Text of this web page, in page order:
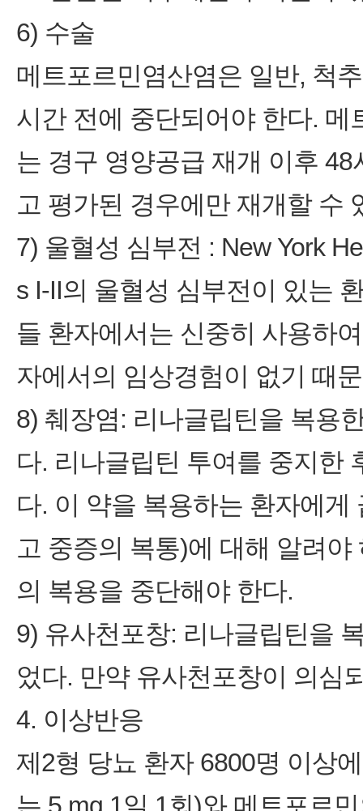
6) 수술
메트포르민염산염은 일반, 척
시간 전에 중단되어야 한다.
는 경구 영양공급 재개 이후
고 평가된 경우에만 재개할 수
7) 울혈성 심부전 : New York
s I‑II의 울혈성 심부전이 있는
들 환자에서는 신중히 사용하
자에서의 임상경험이 없기 때
8) 췌장염: 리나글립틴을 복용
다. 리나글립틴 투여를 중지한
다. 이 약을 복용하는 환자에
고 중증의 복통)에 대해 알려
의 복용을 중단해야 한다.
9) 유사천포창: 리나글립틴을
었다. 만약 유사천포창이 의심
4. 이상반응
제2형 당뇨 환자 6800명 이상